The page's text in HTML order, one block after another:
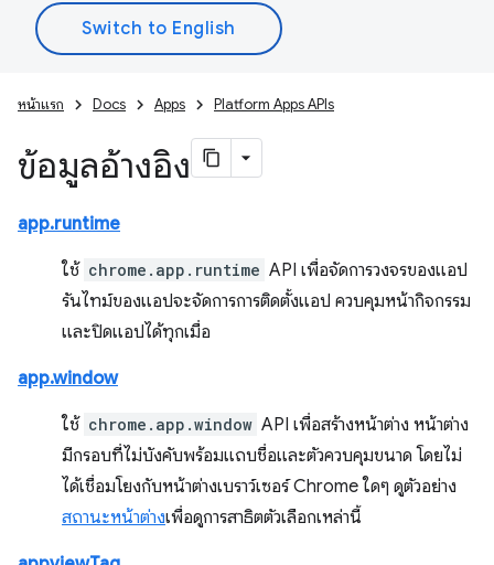
หน้าแรก Docs Apps Platform Apps APIs
ข้อมูลอ้างอิง
app.runtime
ใช้ chrome.app.runtime API เพื่อจัดการวงจรของแอป
รันไทม์ของแอปจะจัดการการติดตั้งแอป ควบคุมหน้ากิจกรรม
และปิดแอปได้ทุกเมื่อ
app.window
ใช้ chrome.app.window API เพื่อสร้างหน้าต่าง หน้าต่าง
มีกรอบที่ไม่บังคับพร้อมแถบชื่อและตัวควบคุมขนาด โดยไม่
ได้เชื่อมโยงกับหน้าต่างเบราว์เซอร์ Chrome ใดๆ ดูตัวอย่าง
สถานะหน้าต่างเพื่อดูการสาธิตตัวเลือกเหล่านี้